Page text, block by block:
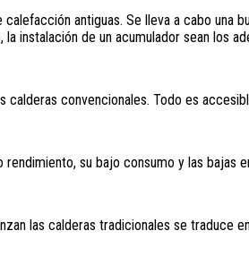
calefacción antiguas. Se lleva a cabo una
instalación de un acumulador sean los
convencionales. Todo es
su bajo consumo y las bajas
las calderas tradicionales se traduce